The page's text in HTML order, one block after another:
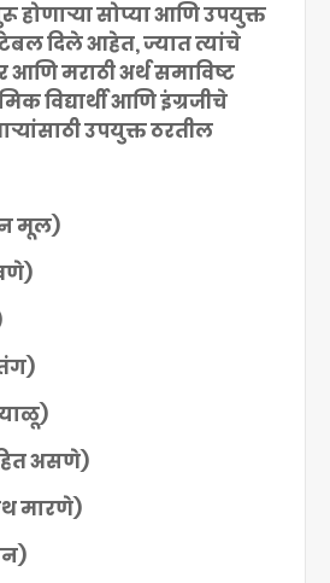
होणाऱ्या सोप्या आणि उपयुक्त
टेबल दिले आहेत, ज्यात त्यांचे
आणि मराठी अर्थ समाविष्ट
विद्यार्थी आणि इंग्रजीचे
उपयुक्त ठरतील
मूल)
असणे)
मारणे)